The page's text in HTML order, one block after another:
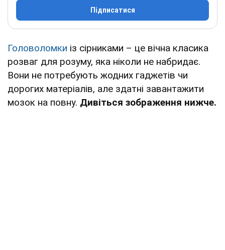
Підписатися
Головоломки із сірниками – це вічна класика
розваг для розуму, яка ніколи не набридає.
Вони не потребують жодних гаджетів чи
дорогих матеріалів, але здатні завантажити
мозок на повну. Дивіться зображення нижче.